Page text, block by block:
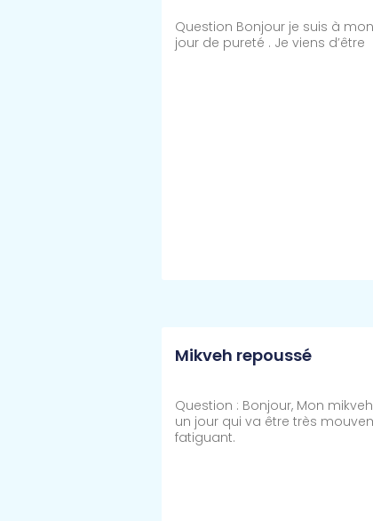
Question Bonjour je suis à
jour de pureté . Je viens d’être
Mikveh repoussé
Question : Bonjour, Mon
un jour qui va être très
fatiguant.